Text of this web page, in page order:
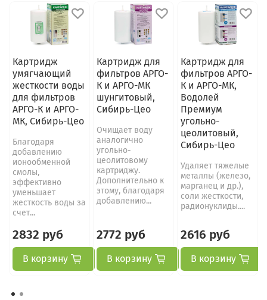
Картридж
умягчающий
жесткости воды
для фильтров
АРГО-К и АРГО-
МК, Сибирь-Цео
Благодаря
добавлению
ионообменной
смолы,
эффективно
уменьшает
жесткость воды за
счет...
2832 руб
В корзину
Картридж для
фильтров АРГО-
К и АРГО-МК
шунгитовый,
Сибирь-Цео
Очищает воду
аналогично
угольно-
цеолитовому
картриджу.
Дополнительно к
этому, благодаря
добавлению...
2772 руб
В корзину
Картридж для
фильтров АРГО-
К и АРГО-МК,
Водолей
Премиум
угольно-
цеолитовый,
Сибирь-Цео
Удаляет тяжелые
металлы (железо,
марганец и др.),
соли жесткости,
радионуклиды....
2616 руб
В корзину